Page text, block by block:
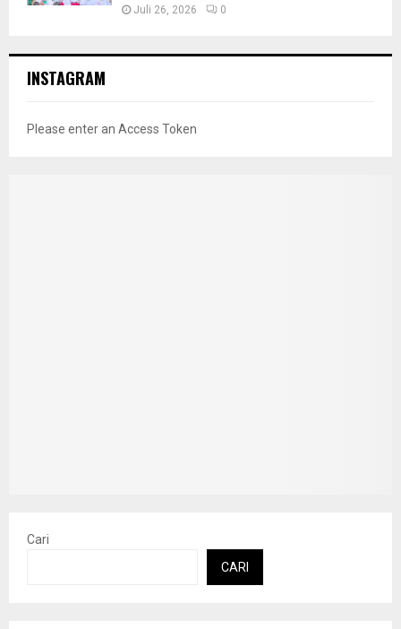
Juli 26, 2026 0
INSTAGRAM
Please enter an Access Token
Cari
CARI